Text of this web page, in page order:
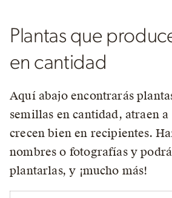
Plantas que
en cantidad
Aquí abajo encontrarás
semillas en cantidad, atraen a
crecen bien en recipientes.
nombres o fotografías y
plantarlas, y ¡mucho más!